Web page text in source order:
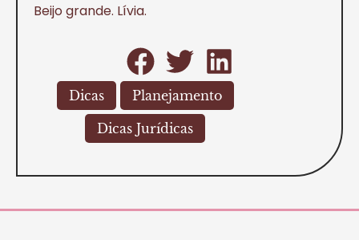
Beijo grande. Lívia.
Dicas Planejamento
Dicas Jurídicas